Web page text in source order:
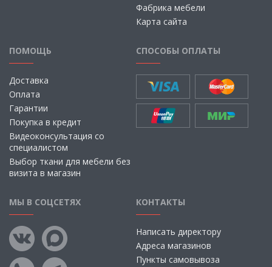
Фабрика мебели
Карта сайта
ПОМОЩЬ
Доставка
Оплата
Гарантии
Покупка в кредит
Видеоконсультация со
специалистом
Выбор ткани для мебели без
визита в магазин
СПОСОБЫ ОПЛАТЫ
МЫ В СОЦСЕТЯХ КОНТАКТЫ
Написать директору
Адреса магазинов
Пункты самовывоза